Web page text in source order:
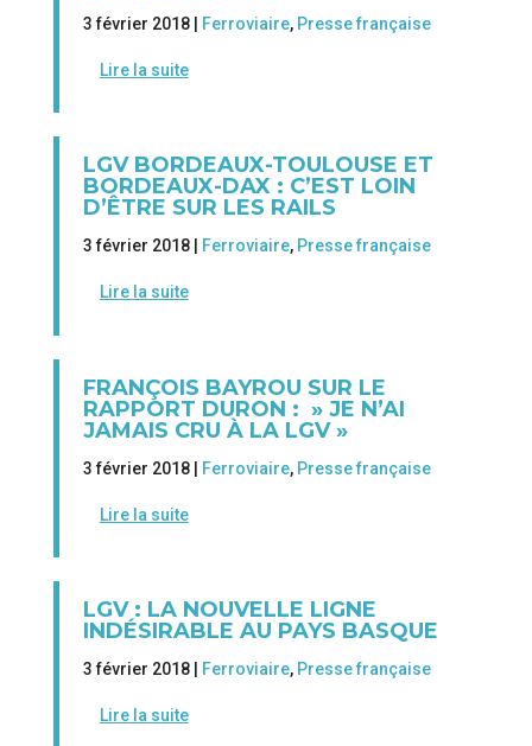
3 février 2018 | Ferroviaire, Presse française
Lire la suite
LGV BORDEAUX-TOULOUSE ET
BORDEAUX-DAX : C’EST LOIN
D’ÊTRE SUR LES RAILS
3 février 2018 | Ferroviaire, Presse française
Lire la suite
FRANÇOIS BAYROU SUR LE
RAPPORT DURON : » JE N’AI
JAMAIS CRU À LA LGV »
3 février 2018 | Ferroviaire, Presse française
Lire la suite
LGV : LA NOUVELLE LIGNE
INDÉSIRABLE AU PAYS BASQUE
3 février 2018 | Ferroviaire, Presse française
Lire la suite